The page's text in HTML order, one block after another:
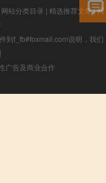
网站分类目录 | 精选推荐文章|网
到f_fb#foxmail.com说明，我们
广告及商业合作